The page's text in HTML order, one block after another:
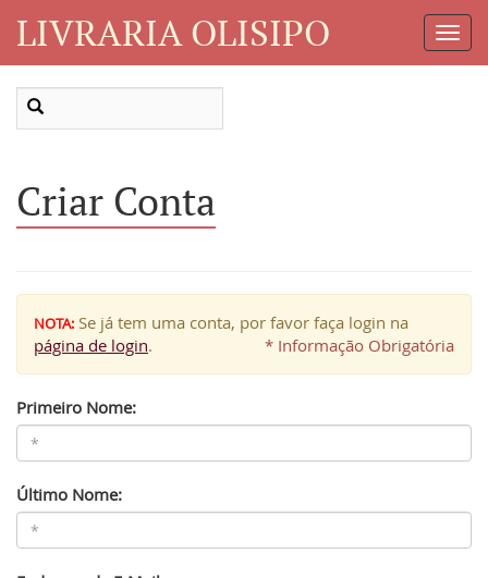
LIVRARIA OLISIPO
Criar Conta
NOTA: Se já tem uma conta, por favor faça login na
página de login. * Informação Obrigatória
Primeiro Nome:
Último Nome: